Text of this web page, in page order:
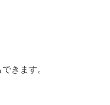
きます。